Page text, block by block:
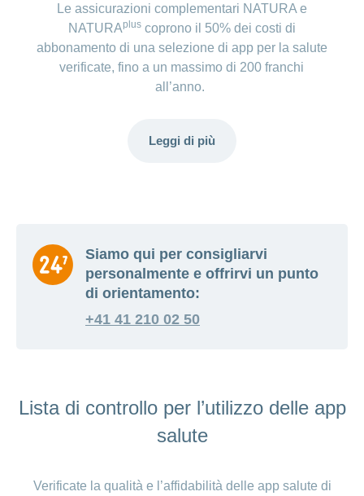
informazioni relative al prezzo delle app, possono verificarsi
cambiamenti imprevisti.
Le assicurazioni complementari NATURA e
NATURApluscoprono il 50% dei costi di
abbonamento di una selezione di app per la salute
verificate, fino a un massimo di 200 franchi
all’anno.
Leggi di più
Siamo qui per consigliarvi
personalmente e offrirvi un punto
di orientamento:
+41 41 210 02 50
Lista di controllo per l’utilizzo delle app
salute
Verificate la qualità e l’affidabilità delle app salute di